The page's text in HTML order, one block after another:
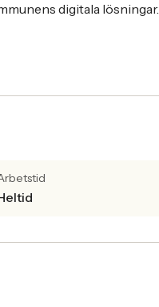
digitala lösningar.